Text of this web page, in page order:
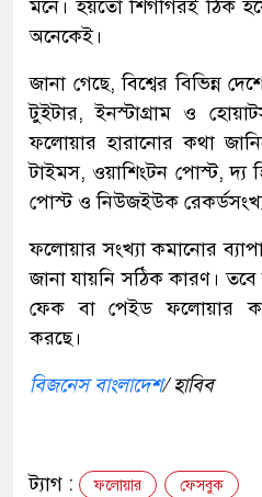
মনে। হয়তো শিগগিরই ঠিক
অনেকেই।
জানা গেছে, বিশ্বের বিভিন্ন
টুইটার, ইনস্টাগ্রাম ও
ফলোয়ার হারানোর কথা
টাইমস, ওয়াশিংটন পোস্ট,
পোস্ট ও নিউজইউক
ফলোয়ার সংখ্যা কমানোর
জানা যায়নি সঠিক কারণ।
ফেক বা পেইড ফলোয়ার
করছে।
বিজনেস বাংলাদেশ/ হাবিব
ট্যাগ : ফলোয়ার ফেসবুক